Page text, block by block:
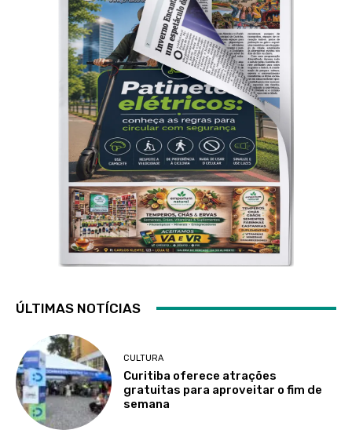
ÚLTIMAS NOTÍCIAS
CULTURA
Curitiba oferece atrações
gratuitas para aproveitar o fim de
semana